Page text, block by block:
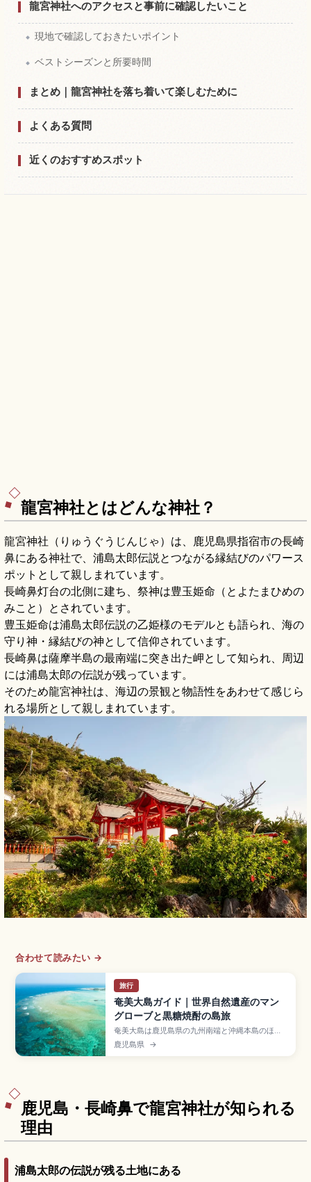
龍宮神社へのアクセスと事前に確認したいこと
現地で確認しておきたいポイント
ベストシーズンと所要時間
まとめ｜龍宮神社を落ち着いて楽しむために
よくある質問
近くのおすすめスポット
龍宮神社とはどんな神社？
龍宮神社（りゅうぐうじんじゃ）は、鹿児島県指宿市の長崎
鼻にある神社で、浦島太郎伝説とつながる縁結びのパワース
ポットとして親しまれています。
長崎鼻灯台の北側に建ち、祭神は豊玉姫命（とよたまひめの
みこと）とされています。
豊玉姫命は浦島太郎伝説の乙姫様のモデルとも語られ、海の
守り神・縁結びの神として信仰されています。
長崎鼻は薩摩半島の最南端に突き出た岬として知られ、周辺
には浦島太郎の伝説が残っています。
そのため龍宮神社は、海辺の景観と物語性をあわせて感じら
れる場所として親しまれています。
合わせて読みたい →
旅行
奄美大島ガイド｜世界自然遺産のマン
グローブと黒糖焼酎の島旅
奄美大島は鹿児島県の九州南端と沖縄本島のほぼ
中間に位置する日本の離島で3番目に大きい島で、
「奄美大島・徳之島・沖縄島北部及び西表島」と
鹿児島県 →
鹿児島・長崎鼻で龍宮神社が知られる
理由
浦島太郎の伝説が残る土地にある